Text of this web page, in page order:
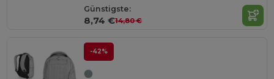
Günstigste:
8,74 €14,80 €
-42%